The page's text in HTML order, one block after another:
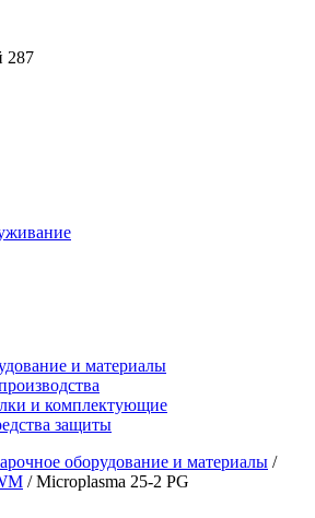
287
и материалы
и комплектующие
защиты
оборудование и материалы /
/Microplasma 25-2 PG